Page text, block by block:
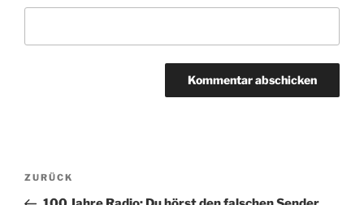
Beitragsnavigation
Vorheriger
Beitrag
ZURÜCK